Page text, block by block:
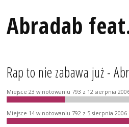
Abradab
Rap to nie zabawa już -
Miejsce 23 w notowaniu 793 z 12 sierpnia
Miejsce 14 w notowaniu 792 z 5 sierpnia